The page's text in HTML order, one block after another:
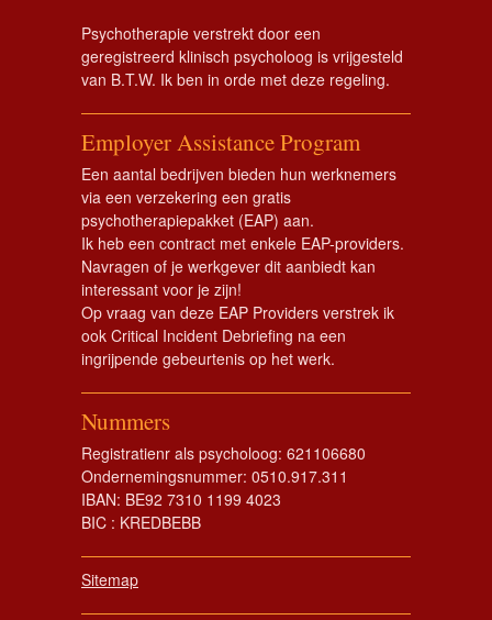
Psychotherapie verstrekt door een
geregistreerd klinisch psycholoog is vrijgesteld
van B.T.W. Ik ben in orde met deze regeling.
Employer Assistance Program
Een aantal bedrijven bieden hun werknemers
via een verzekering een gratis
psychotherapiepakket (EAP) aan.
Ik heb een contract met enkele EAP-providers.
Navragen of je werkgever dit aanbiedt kan
interessant voor je zijn!
Op vraag van deze EAP Providers verstrek ik
ook Critical Incident Debriefing na een
ingrijpende gebeurtenis op het werk.
Nummers
Registratienr als psycholoog: 621106680
Ondernemingsnummer: 0510.917.311
IBAN: BE92 7310 1199 4023
BIC : KREDBEBB
Sitemap